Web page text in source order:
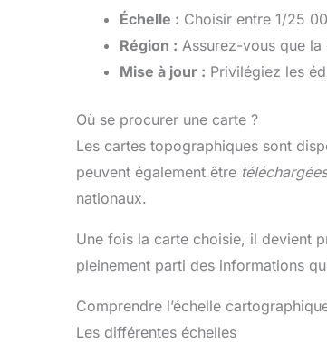
Échelle : Choisir entre 1/25
Région : Assurez-vous que
Mise à jour : Privilégiez les
Où se procurer une carte ?
Les cartes topographiques sont
peuvent également être
nationaux.
Une fois la carte choisie, il devient
pleinement parti des informations
Comprendre l’échelle
Les différentes échelles